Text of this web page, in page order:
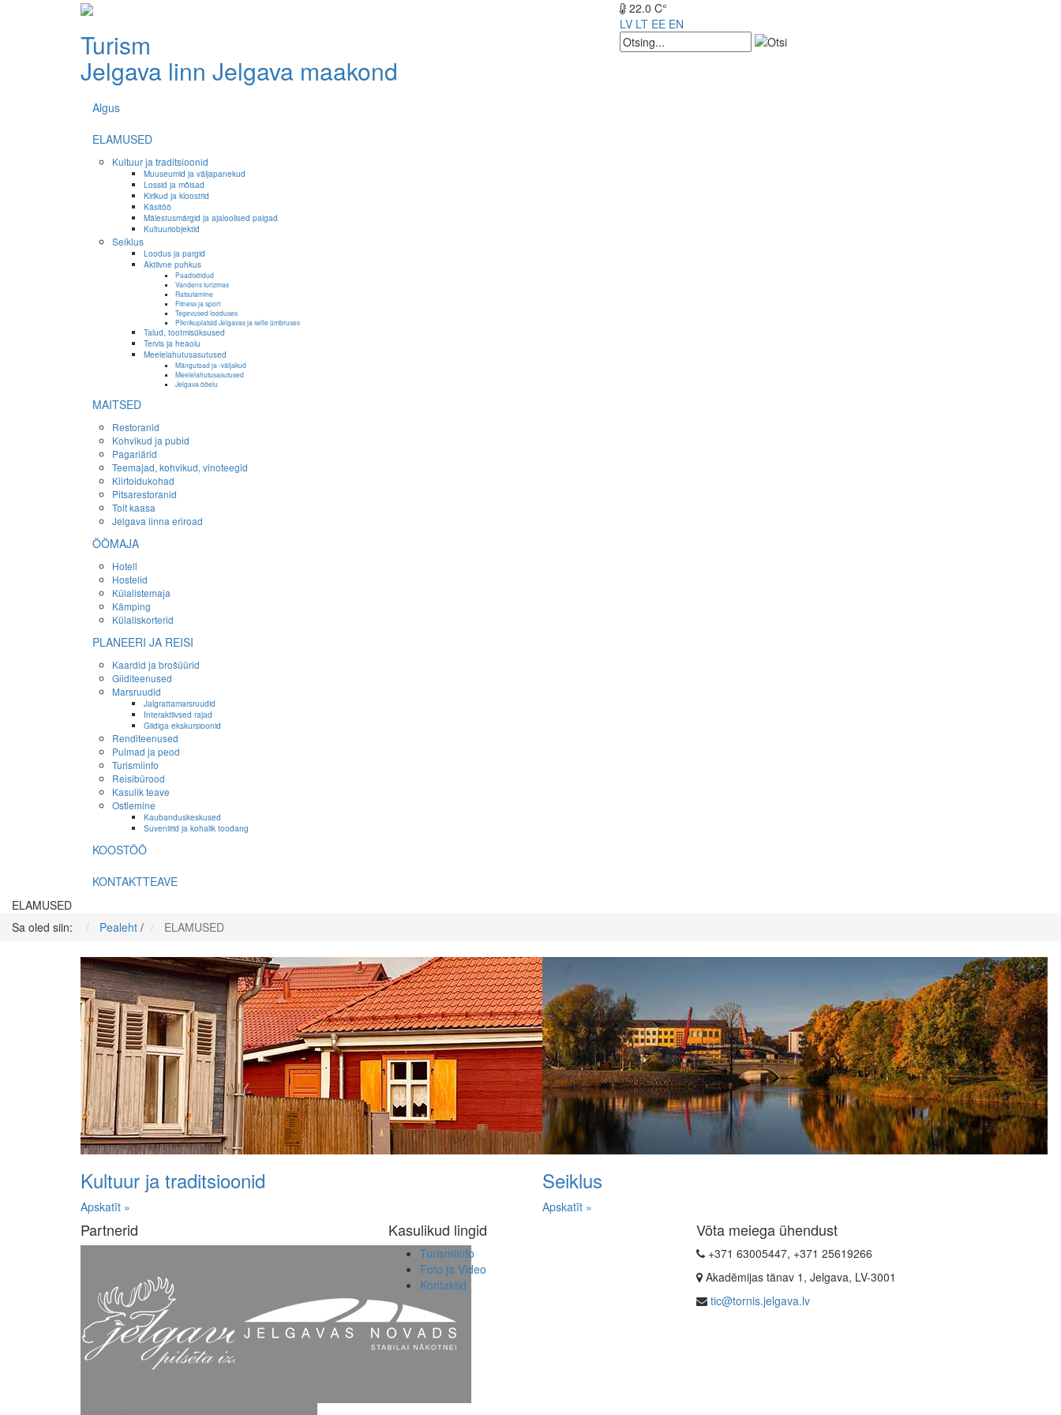
Turism
Jelgava linn Jelgava maakond
22.0 C°
LV LT EE EN
Algus
ELAMUSED
Kultuur ja traditsioonid
Muuseumid ja väljapanekud
Lossid ja mõisad
Kirikud ja kloostrid
Käsitöö
Mälestusmärgid ja ajaloolised paigad
Kultuuriobjektid
Seiklus
Loodus ja pargid
Aktiivne puhkus
Paadisõidud
Vandens turizmas
Ratsutamine
Fitness ja sport
Tegevused looduses
Piknikuplatsid Jelgavas ja selle ümbruses
Talud, tootmisüksused
Tervis ja heaolu
Meelelahutusasutused
Mängutoad ja -väljakud
Meelelahutusasutused
Jelgava ööelu
MAITSED
Restoranid
Kohvikud ja pubid
Pagariärid
Teemajad, kohvikud, vinoteegid
Kiirtoidukohad
Pitsarestoranid
Toit kaasa
Jelgava linna eriroad
ÖÖMAJA
Hotell
Hostelid
Külalistemaja
Kämping
Külaliskorterid
PLANEERI JA REISI
Kaardid ja brošüürid
Giiditeenused
Marsruudid
Jalgrattamarsruudid
Interaktiivsed rajad
Giidiga ekskursioonid
Renditeenused
Pulmad ja peod
Turismiinfo
Reisibürood
Kasulik teave
Ostlemine
Kaubanduskeskused
Suveniirid ja kohalik toodang
KOOSTÖÖ
KONTAKTTEAVE
ELAMUSED
Sa oled siin:
Pealeht / ELAMUSED
Kultuur ja traditsioonid
Apskatīt »
Seiklus
Apskatīt »
Partnerid Kasulikud lingid
Turismiinfo
Foto ja Video
Kontaktid
Võta meiega ühendust
+371 63005447, +371 25619266
Akadēmijas tänav 1, Jelgava, LV-3001
tic@tornis.jelgava.lv